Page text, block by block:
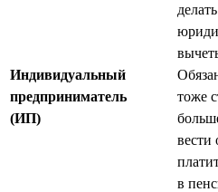
Индивидуальный
предприниматель
(ИП)
делать
тоже
вести
в